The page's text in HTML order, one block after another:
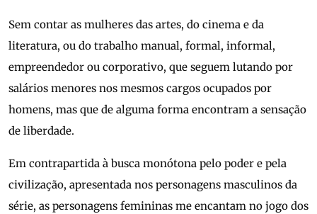
Sem contar as mulheres das artes, do cinema e da
literatura, ou do trabalho manual, formal, informal,
empreendedor ou corporativo, que seguem lutando por
salários menores nos mesmos cargos ocupados por
homens, mas que de alguma forma encontram a sensação
de liberdade.
Em contrapartida à busca monótona pelo poder e pela
civilização, apresentada nos personagens masculinos da
série, as personagens femininas me encantam no jogo dos